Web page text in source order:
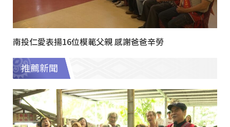
南投仁愛表揚16位模範父親 感謝爸爸辛勞
推薦新聞